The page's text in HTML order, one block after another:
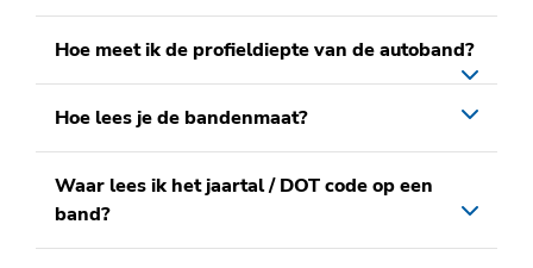
Hoe meet ik de profieldiepte van de autoband?
Hoe lees je de bandenmaat?
Waar lees ik het jaartal / DOT code op een
band?